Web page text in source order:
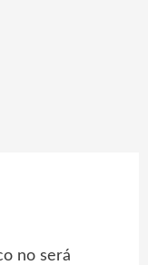
no será